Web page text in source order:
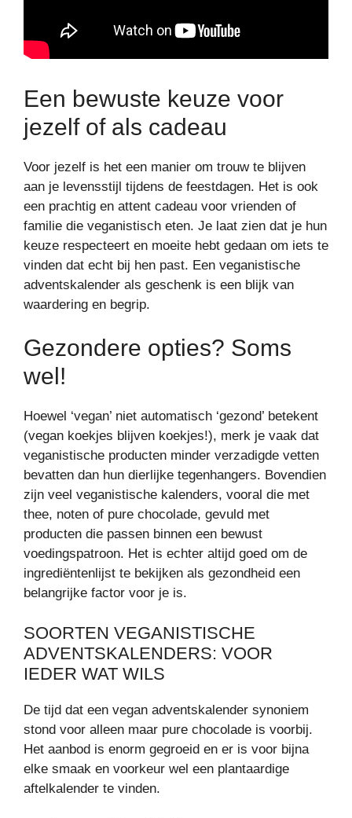
Een bewuste keuze voor
jezelf of als cadeau
Voor jezelf is het een manier om trouw te blijven
aan je levensstijl tijdens de feestdagen. Het is ook
een prachtig en attent cadeau voor vrienden of
familie die veganistisch eten. Je laat zien dat je hun
keuze respecteert en moeite hebt gedaan om iets te
vinden dat echt bij hen past. Een veganistische
adventskalender als geschenk is een blijk van
waardering en begrip.
Gezondere opties? Soms
wel!
Hoewel ‘vegan’ niet automatisch ‘gezond’ betekent
(vegan koekjes blijven koekjes!), merk je vaak dat
veganistische producten minder verzadigde vetten
bevatten dan hun dierlijke tegenhangers. Bovendien
zijn veel veganistische kalenders, vooral die met
thee, noten of pure chocolade, gevuld met
producten die passen binnen een bewust
voedingspatroon. Het is echter altijd goed om de
ingrediëntenlijst te bekijken als gezondheid een
belangrijke factor voor je is.
SOORTEN VEGANISTISCHE
ADVENTSKALENDERS: VOOR
IEDER WAT WILS
De tijd dat een vegan adventskalender synoniem
stond voor alleen maar pure chocolade is voorbij.
Het aanbod is enorm gegroeid en er is voor bijna
elke smaak en voorkeur wel een plantaardige
aftelkalender te vinden.